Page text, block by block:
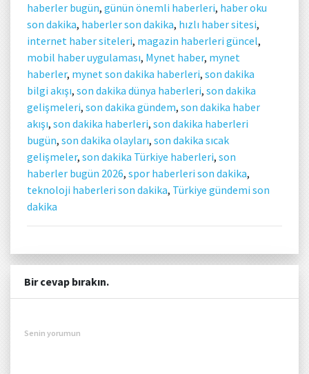
haberler bugün, günün önemli haberleri, haber oku
son dakika, haberler son dakika, hızlı haber sitesi,
internet haber siteleri, magazin haberleri güncel,
mobil haber uygulaması, Mynet haber, mynet
haberler, mynet son dakika haberleri, son dakika
bilgi akışı, son dakika dünya haberleri, son dakika
gelişmeleri, son dakika gündem, son dakika haber
akışı, son dakika haberleri, son dakika haberleri
bugün, son dakika olayları, son dakika sıcak
gelişmeler, son dakika Türkiye haberleri, son
haberler bugün 2026, spor haberleri son dakika,
teknoloji haberleri son dakika, Türkiye gündemi son
dakika
Bir cevap bırakın.
Senin yorumun